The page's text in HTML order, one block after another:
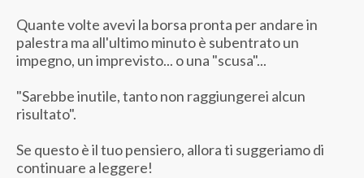
Quante volte avevi la borsa pronta per andare in
palestra ma all'ultimo minuto è subentrato un
impegno, un imprevisto... o una "scusa"...
"Sarebbe inutile, tanto non raggiungerei alcun
risultato".
Se questo è il tuo pensiero, allora ti suggeriamo di
continuare a leggere!